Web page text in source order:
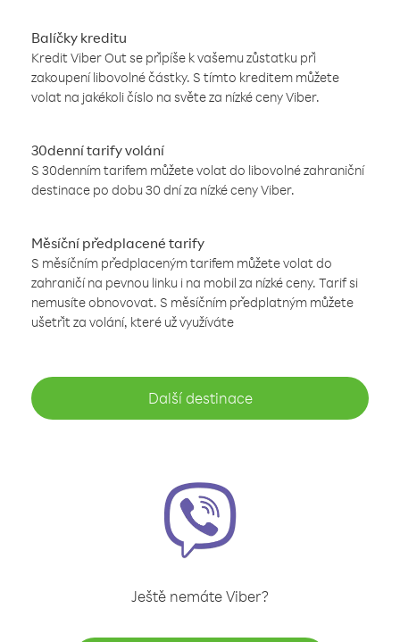
Balíčky kreditu
Kredit Viber Out se připíše k vašemu zůstatku při
zakoupení libovolné částky. S tímto kreditem můžete
volat na jakékoli číslo na světe za nízké ceny Viber.
30denní tarify volání
S 30denním tarifem můžete volat do libovolné zahraniční
destinace po dobu 30 dní za nízké ceny Viber.
Měsíční předplacené tarify
S měsíčním předplaceným tarifem můžete volat do
zahraničí na pevnou linku i na mobil za nízké ceny. Tarif si
nemusíte obnovovat. S měsíčním předplatným můžete
ušetřit za volání, které už využíváte
Další destinace
Ještě nemáte Viber?